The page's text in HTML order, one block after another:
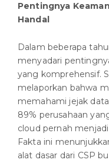
Pentingnya
Handal
Dalam beberapa
menyadari
yang komprehensif.
melaporkan bahwa
memahami jejak
89% perusahaan
cloud pernah
Fakta ini
alat dasar dari CSP